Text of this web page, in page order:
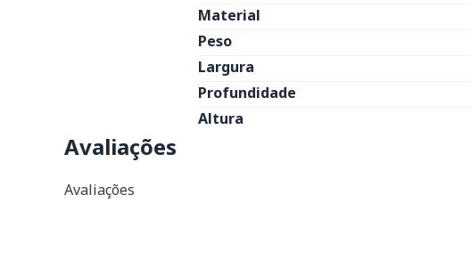
Material
Peso
Largura
Profundidade
Altura
Avaliações
Avaliações